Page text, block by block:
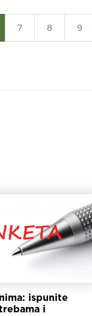
7 8 9
ispunite
i